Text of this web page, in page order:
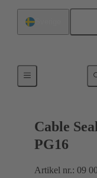
Cable
PG16
Artikel nr.: 09